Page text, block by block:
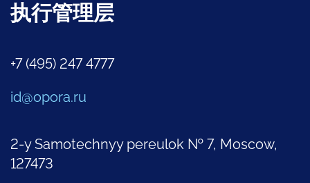
执行管理层
+7 (495) 247 4777
id@opora.ru
2-y Samotechnyy pereulok № 7, Moscow,
127473